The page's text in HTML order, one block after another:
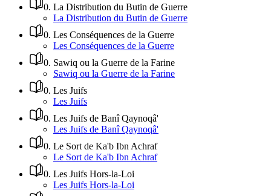
0. La Distribution du Butin de Guerre
La Distribution du Butin de Guerre
0. Les Conséquences de la Guerre
Les Conséquences de la Guerre
0. Sawiq ou la Guerre de la Farine
Sawiq ou la Guerre de la Farine
0. Les Juifs
Les Juifs
0. Les Juifs de Banî Qaynoqâ'
Les Juifs de Banî Qaynoqâ'
0. Le Sort de Ka'b Ibn Achraf
Le Sort de Ka'b Ibn Achraf
0. Les Juifs Hors-la-Loi
Les Juifs Hors-la-Loi